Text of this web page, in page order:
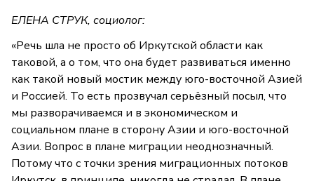
ЕЛЕНА СТРУК, социолог:
«Речь шла не просто об Иркутской области как
таковой, а о том, что она будет развиваться именно
как такой новый мостик между юго-восточной Азией
и Россией. То есть прозвучал серьёзный посыл, что
мы разворачиваемся и в экономическом и
социальном плане в сторону Азии и юго-восточной
Азии. Вопрос в плане миграции неоднозначный.
Потому что с точки зрения миграционных потоков